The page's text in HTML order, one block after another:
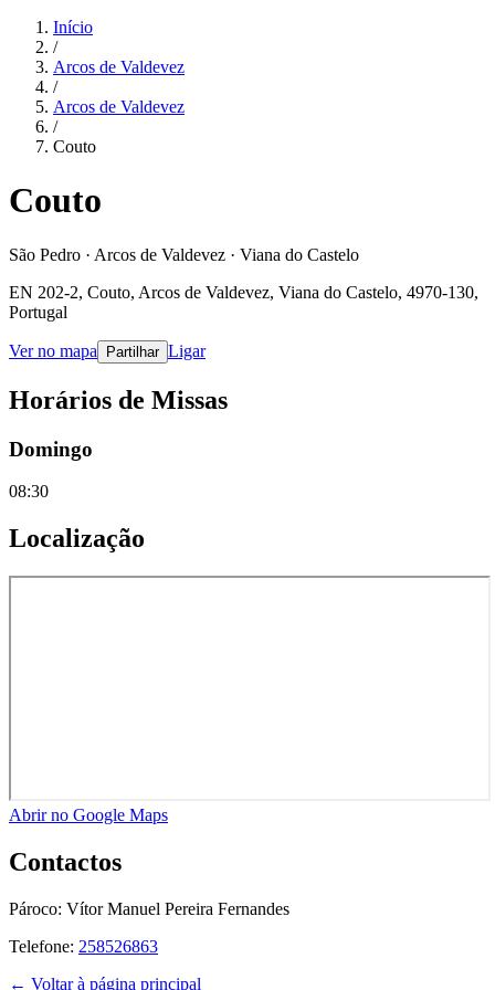
Início
/
Arcos de Valdevez
/
Arcos de Valdevez
/
Couto
Couto
São Pedro · Arcos de Valdevez · Viana do Castelo
EN 202-2, Couto, Arcos de Valdevez, Viana do Castelo, 4970-130,
Portugal
Ver no mapa Partilhar Ligar
Horários de Missas
Domingo
08:30
Localização
Abrir no Google Maps
Contactos
Pároco: Vítor Manuel Pereira Fernandes
Telefone: 258526863
← Voltar à página principal